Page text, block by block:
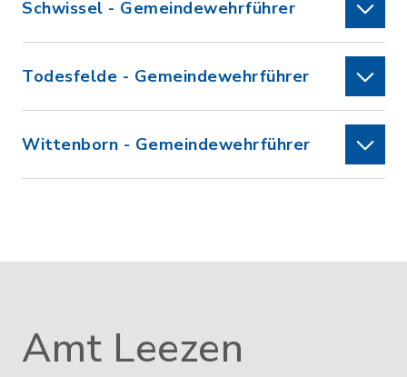
Schwissel - Gemeindewehrführer
Todesfelde - Gemeindewehrführer
Wittenborn - Gemeindewehrführer
Amt Leezen